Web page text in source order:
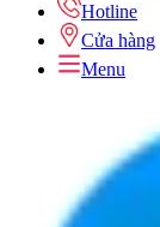
Hotline
Cửa hàng
Menu